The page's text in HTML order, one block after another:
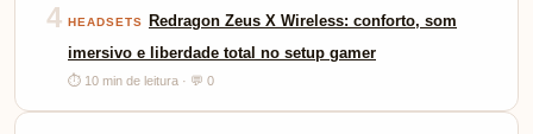
4 HEADSETS
Redragon Zeus X Wireless: conforto, som
imersivo e liberdade total no setup gamer
⏱ 10 min de leitura · 💬 0